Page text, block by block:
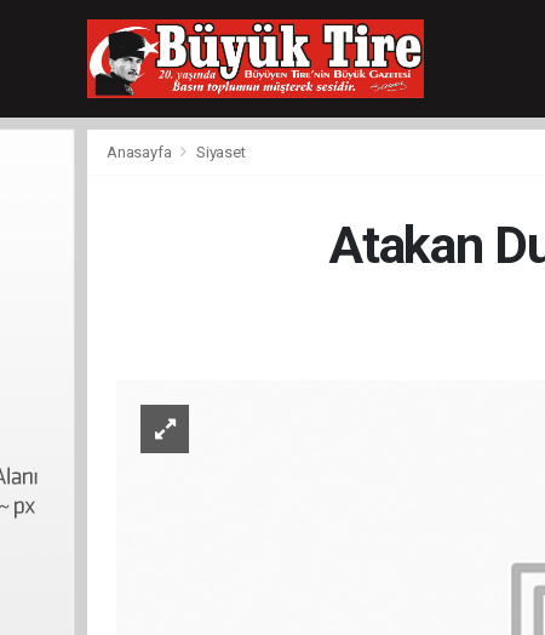
Anasayfa Siyaset
Atakan